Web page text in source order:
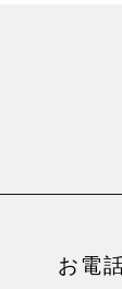
お電